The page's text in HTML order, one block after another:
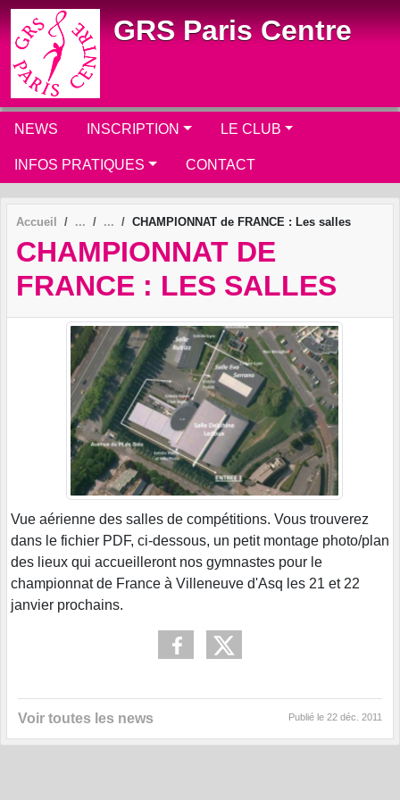
GRS Paris Centre
NEWS INSCRIPTION LE CLUB
INFOS PRATIQUES CONTACT
Accueil CHAMPIONNAT de FRANCE : Les salles
CHAMPIONNAT DE
FRANCE : LES SALLES
Vue aérienne des salles de compétitions. Vous trouverez
dans le fichier PDF, ci-dessous, un petit montage photo/plan
des lieux qui accueilleront nos gymnastes pour le
championnat de France à Villeneuve d'Asq les 21 et 22
janvier prochains.
Voir toutes les news Publié le 22 déc. 2011
Panneau de gestion des cookies